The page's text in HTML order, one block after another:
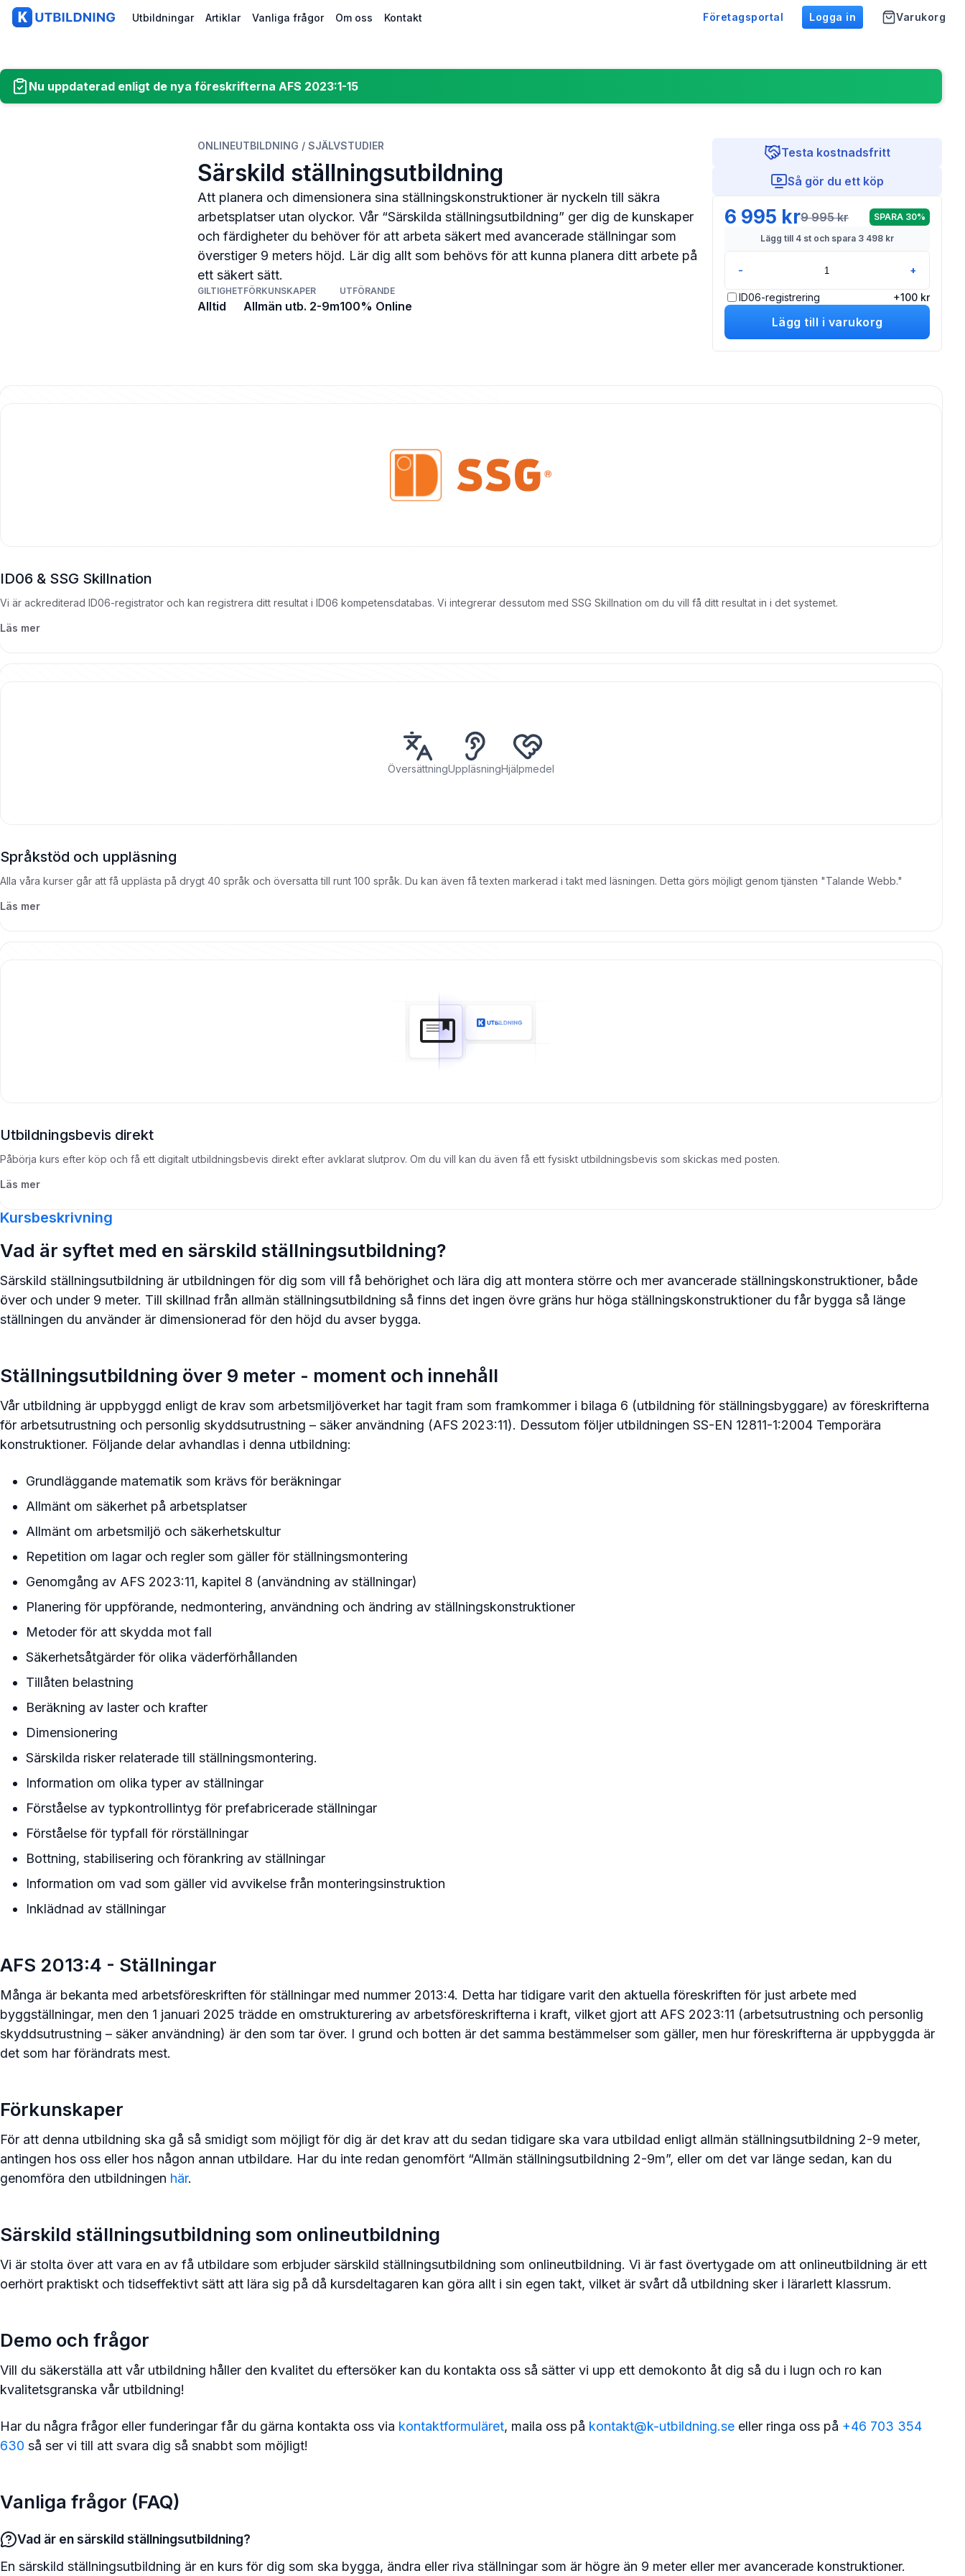
K-Utbildning
Utbildningar Artiklar Vanliga frågor Om oss Kontakt Företagsportal Logga in Varukorg
StartsidaNu uppdaterad enligt de nya föreskrifterna AFS 2023:1-15
ONLINEUTBILDNING / SJÄLVSTUDIER
Särskild ställningsutbildning
Att planera och dimensionera sina ställningskonstruktioner är nyckeln till säkra
arbetsplatser utan olyckor. Vår “Särskilda ställningsutbildning” ger dig de kunskaper
och färdigheter du behöver för att arbeta säkert med avancerade ställningar som
överstiger 9 meters höjd. Lär dig allt som behövs för att kunna planera ditt arbete på
ett säkert sätt.
GILTIGHET
Alltid
FÖRKUNSKAPER
Allmän utb. 2-9m
UTFÖRANDE
100% Online
Testa kostnadsfritt
Så gör du ett köp
6 995 kr9 995 kr SPARA 30%
Lägg till 4 st och spara 3 498 kr
- +
ID06-registrering +100 kr
Lägg till i varukorg
ID06 & SSG Skillnation
Vi är ackrediterad ID06-registrator och kan registrera ditt resultat i ID06 kompetensdatabas. Vi integrerar dessutom med SSG Skillnation om du vill få ditt resultat in i det systemet.
Läs mer
ÖversättningUppläsningHjälpmedel
Språkstöd och uppläsning
Alla våra kurser går att få upplästa på drygt 40 språk och översatta till runt 100 språk. Du kan även få texten markerad i takt med läsningen. Detta görs möjligt genom tjänsten "Talande Webb."
Läs mer
Utbildningsbevis direkt
Påbörja kurs efter köp och få ett digitalt utbildningsbevis direkt efter avklarat slutprov. Om du vill kan du även få ett fysiskt utbildningsbevis som skickas med posten.
Läs mer
Kursbeskrivning
Vad är syftet med en särskild ställningsutbildning?
Särskild ställningsutbildning är utbildningen för dig som vill få behörighet och lära dig att montera större och mer avancerade ställningskonstruktioner, både
över och under 9 meter. Till skillnad från allmän ställningsutbildning så finns det ingen övre gräns hur höga ställningskonstruktioner du får bygga så länge
ställningen du använder är dimensionerad för den höjd du avser bygga.
Ställningsutbildning över 9 meter - moment och innehåll
Vår utbildning är uppbyggd enligt de krav som arbetsmiljöverket har tagit fram som framkommer i bilaga 6 (utbildning för ställningsbyggare) av föreskrifterna
för arbetsutrustning och personlig skyddsutrustning – säker användning (AFS 2023:11). Dessutom följer utbildningen SS-EN 12811-1:2004 Temporära
konstruktioner. Följande delar avhandlas i denna utbildning:
Grundläggande matematik som krävs för beräkningar
Allmänt om säkerhet på arbetsplatser
Allmänt om arbetsmiljö och säkerhetskultur
Repetition om lagar och regler som gäller för ställningsmontering
Genomgång av AFS 2023:11, kapitel 8 (användning av ställningar)
Planering för uppförande, nedmontering, användning och ändring av ställningskonstruktioner
Metoder för att skydda mot fall
Säkerhetsåtgärder för olika väderförhållanden
Tillåten belastning
Beräkning av laster och krafter
Dimensionering
Särskilda risker relaterade till ställningsmontering.
Information om olika typer av ställningar
Förståelse av typkontrollintyg för prefabricerade ställningar
Förståelse för typfall för rörställningar
Bottning, stabilisering och förankring av ställningar
Information om vad som gäller vid avvikelse från monteringsinstruktion
Inklädnad av ställningar
AFS 2013:4 - Ställningar
Många är bekanta med arbetsföreskriften för ställningar med nummer 2013:4. Detta har tidigare varit den aktuella föreskriften för just arbete med
byggställningar, men den 1 januari 2025 trädde en omstrukturering av arbetsföreskrifterna i kraft, vilket gjort att AFS 2023:11 (arbetsutrustning och personlig
skyddsutrustning – säker användning) är den som tar över. I grund och botten är det samma bestämmelser som gäller, men hur föreskrifterna är uppbyggda är
det som har förändrats mest.
Förkunskaper
För att denna utbildning ska gå så smidigt som möjligt för dig är det krav att du sedan tidigare ska vara utbildad enligt allmän ställningsutbildning 2-9 meter,
antingen hos oss eller hos någon annan utbildare. Har du inte redan genomfört “Allmän ställningsutbildning 2-9m”, eller om det var länge sedan, kan du
genomföra den utbildningen här.
Särskild ställningsutbildning som onlineutbildning
Vi är stolta över att vara en av få utbildare som erbjuder särskild ställningsutbildning som onlineutbildning. Vi är fast övertygade om att onlineutbildning är ett
oerhört praktiskt och tidseffektivt sätt att lära sig på då kursdeltagaren kan göra allt i sin egen takt, vilket är svårt då utbildning sker i lärarlett klassrum.
Demo och frågor
Vill du säkerställa att vår utbildning håller den kvalitet du eftersöker kan du kontakta oss så sätter vi upp ett demokonto åt dig så du i lugn och ro kan
kvalitetsgranska vår utbildning!
Har du några frågor eller funderingar får du gärna kontakta oss via kontaktformuläret, maila oss på kontakt@k-utbildning.se eller ringa oss på +46 703 354
630 så ser vi till att svara dig så snabbt som möjligt!
Vanliga frågor (FAQ)
Vad är en särskild ställningsutbildning?
En särskild ställningsutbildning är en kurs för dig som ska bygga, ändra eller riva ställningar som är högre än 9 meter eller mer avancerade konstruktioner.